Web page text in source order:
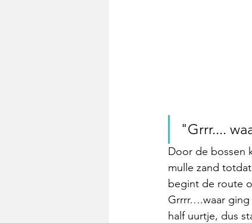
"Grrr....
Door de bossen
mulle zand
begint de route
Grrrr….waar ging
half uurtje, dus